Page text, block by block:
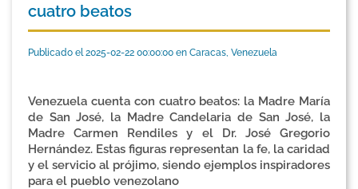
cuatro beatos
Publicado el 2025-02-22 00:00:00 en Caracas, Venezuela
Venezuela cuenta con cuatro beatos: la Madre María
de San José, la Madre Candelaria de San José, la
Madre Carmen Rendiles y el Dr. José Gregorio
Hernández. Estas figuras representan la fe, la caridad
y el servicio al prójimo, siendo ejemplos inspiradores
para el pueblo venezolano